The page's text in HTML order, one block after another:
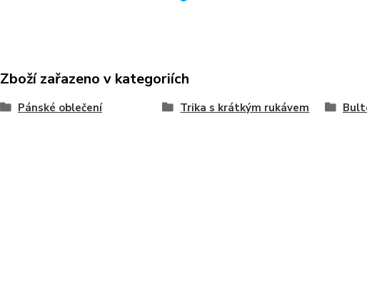
Zboží zařazeno v kategoriích
Pánské oblečení Trika s krátkým rukávem